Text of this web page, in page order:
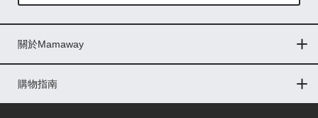
印尼
菲律賓
馬來西亞
關於Mamaway
門市據點
最新消息
品牌故事
人力招募
媒體花絮
隱私權聲明
CSR企業社會責任
購物指南
購物常見問題
退換貨問題
儲值金使用條款
購買儲值金
發票問題
會員權益
線上留言
吸乳器-免費體驗